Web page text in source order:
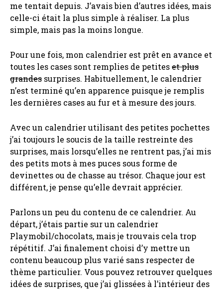
me tentait depuis. J’avais bien d’autres idées, mais
celle-ci était la plus simple à réaliser. La plus
simple, mais pas la moins longue.
Pour une fois, mon calendrier est prêt en avance et
toutes les cases sont remplies de petiteset plus
grandes surprises. Habituellement, le calendrier
n’est terminé qu’en apparence puisque je remplis
les dernières cases au fur et à mesure des jours.
Avec un calendrier utilisant des petites pochettes
j’ai toujours le soucis de la taille restreinte des
surprises, mais lorsqu’elles ne rentrent pas, j’ai mis
des petits mots à mes puces sous forme de
devinettes ou de chasse au trésor. Chaque jour est
différent, je pense qu’elle devrait apprécier.
Parlons un peu du contenu de ce calendrier. Au
départ, j’étais partie sur un calendrier
Playmobil/chocolats, mais je trouvais cela trop
répétitif. J’ai finalement choisi d’y mettre un
contenu beaucoup plus varié sans respecter de
thème particulier. Vous pouvez retrouver quelques
idées de surprises, que j’ai glissées à l’intérieur des